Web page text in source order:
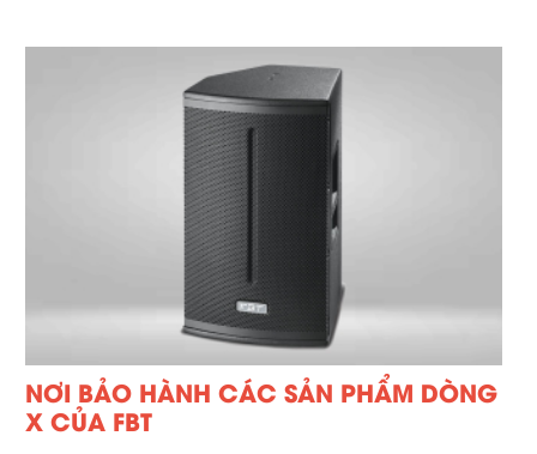
NƠI BẢO HÀNH CÁC SẢN PHẨM DÒNG
X CỦA FBT